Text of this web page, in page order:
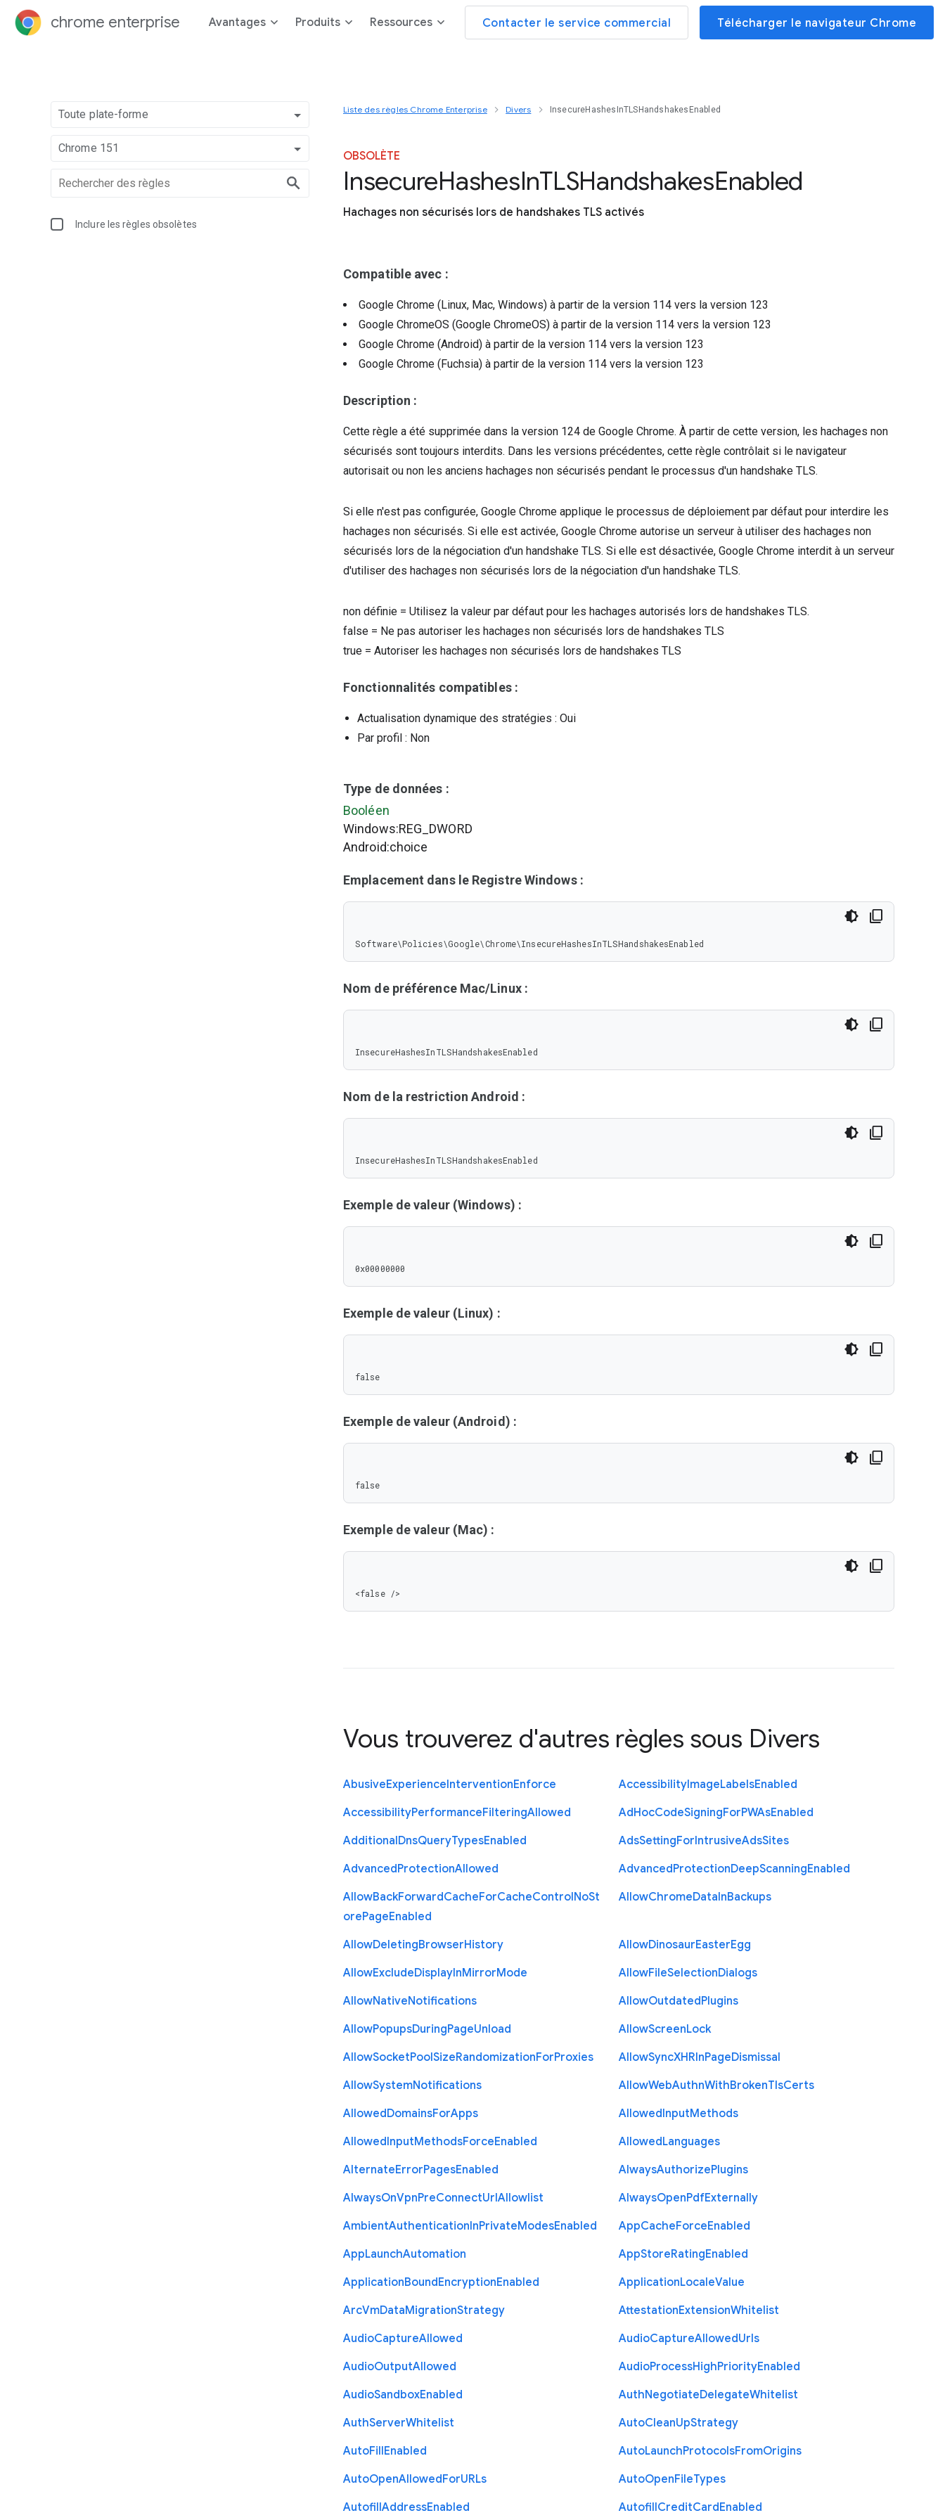
chrome enterprise Avantages Produits Ressources Contacter le service commercial Télécharger le navigateur Chrome
Toute plate-forme
Chrome 151
Inclure les règles obsolètes
Liste des règles Chrome Enterprise Divers InsecureHashesInTLSHandshakesEnabled
OBSOLÈTE
InsecureHashesInTLSHandshakesEnabled
Hachages non sécurisés lors de handshakes TLS activés
Compatible avec :
Google Chrome (Linux, Mac, Windows) à partir de la version 114 vers la version 123
Google ChromeOS (Google ChromeOS) à partir de la version 114 vers la version 123
Google Chrome (Android) à partir de la version 114 vers la version 123
Google Chrome (Fuchsia) à partir de la version 114 vers la version 123
Description :
Cette règle a été supprimée dans la version 124 de Google Chrome. À partir de cette version, les hachages non
sécurisés sont toujours interdits. Dans les versions précédentes, cette règle contrôlait si le navigateur
autorisait ou non les anciens hachages non sécurisés pendant le processus d'un handshake TLS.
Si elle n'est pas configurée, Google Chrome applique le processus de déploiement par défaut pour interdire les
hachages non sécurisés. Si elle est activée, Google Chrome autorise un serveur à utiliser des hachages non
sécurisés lors de la négociation d'un handshake TLS. Si elle est désactivée, Google Chrome interdit à un serveur
d'utiliser des hachages non sécurisés lors de la négociation d'un handshake TLS.
non définie = Utilisez la valeur par défaut pour les hachages autorisés lors de handshakes TLS.
false = Ne pas autoriser les hachages non sécurisés lors de handshakes TLS
true = Autoriser les hachages non sécurisés lors de handshakes TLS
Fonctionnalités compatibles :
Actualisation dynamique des stratégies : Oui
Par profil : Non
Type de données :
Booléen
Windows:REG_DWORD
Android:choice
Emplacement dans le Registre Windows :
Software\Policies\Google\Chrome\InsecureHashesInTLSHandshakesEnabled
Nom de préférence Mac/Linux :
InsecureHashesInTLSHandshakesEnabled
Nom de la restriction Android :
InsecureHashesInTLSHandshakesEnabled
Exemple de valeur (Windows) :
0x00000000
Exemple de valeur (Linux) :
false
Exemple de valeur (Android) :
false
Exemple de valeur (Mac) :
<false />
Vous trouverez d'autres règles sous Divers
AbusiveExperienceInterventionEnforce AccessibilityImageLabelsEnabled
AccessibilityPerformanceFilteringAllowed AdHocCodeSigningForPWAsEnabled
AdditionalDnsQueryTypesEnabled AdsSettingForIntrusiveAdsSites
AdvancedProtectionAllowed AdvancedProtectionDeepScanningEnabled
AllowBackForwardCacheForCacheControlNoSt
orePageEnabled
AllowChromeDataInBackups
AllowDeletingBrowserHistory AllowDinosaurEasterEgg
AllowExcludeDisplayInMirrorMode AllowFileSelectionDialogs
AllowNativeNotifications AllowOutdatedPlugins
AllowPopupsDuringPageUnload AllowScreenLock
AllowSocketPoolSizeRandomizationForProxies AllowSyncXHRInPageDismissal
AllowSystemNotifications AllowWebAuthnWithBrokenTlsCerts
AllowedDomainsForApps AllowedInputMethods
AllowedInputMethodsForceEnabled AllowedLanguages
AlternateErrorPagesEnabled AlwaysAuthorizePlugins
AlwaysOnVpnPreConnectUrlAllowlist AlwaysOpenPdfExternally
AmbientAuthenticationInPrivateModesEnabled AppCacheForceEnabled
AppLaunchAutomation AppStoreRatingEnabled
ApplicationBoundEncryptionEnabled ApplicationLocaleValue
ArcVmDataMigrationStrategy AttestationExtensionWhitelist
AudioCaptureAllowed AudioCaptureAllowedUrls
AudioOutputAllowed AudioProcessHighPriorityEnabled
AudioSandboxEnabled AuthNegotiateDelegateWhitelist
AuthServerWhitelist AutoCleanUpStrategy
AutoFillEnabled AutoLaunchProtocolsFromOrigins
AutoOpenAllowedForURLs AutoOpenFileTypes
AutofillAddressEnabled AutofillCreditCardEnabled